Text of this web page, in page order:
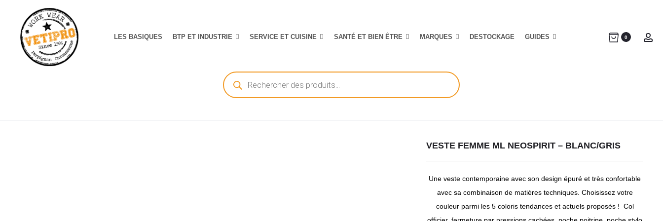
LES BASIQUES BTP ET INDUSTRIE SERVICE ET CUISINE SANTÉ ET BIEN ÊTRE MARQUES DESTOCKAGE GUIDES 0
Recherche
de
produits
VESTE FEMME ML NEOSPIRIT – BLANC/GRIS
Une veste contemporaine avec son design épuré et très confortable
avec sa combinaison de matières techniques. Choisissez votre
couleur parmi les 5 coloris tendances et actuels proposés ! Col